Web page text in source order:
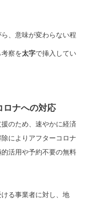
、意味が変わらない程
察を太字で挿入してい
ロナへの対応
のため、速やかに経済
によりアフターコロナ
活用や予約不要の無料
る事業者に対し、地